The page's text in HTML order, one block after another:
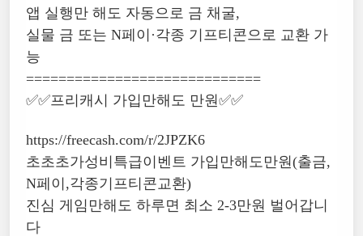
앱 실행만 해도 자동으로 금 채굴,
실물 금 또는 N페이·각종 기프티콘으로 교환 가
능
=============================
✅✅프리캐시 가입만해도 만원✅✅
https://freecash.com/r/2JPZK6
초초초가성비특급이벤트 가입만해도만원(출금,
N페이,각종기프티콘교환)
진심 게임만해도 하루면 최소 2-3만원 벌어갑니
다